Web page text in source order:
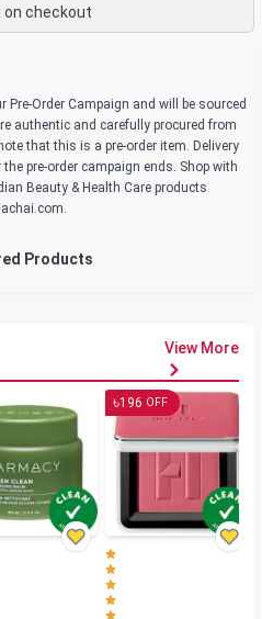
checkout
Order Campaign and will be sourced
authentic and carefully procured from
that this is a pre-order item. Delivery
pre-order campaign ends. Shop with
Beauty & Health Care products
Products
View More
৳196 OFF